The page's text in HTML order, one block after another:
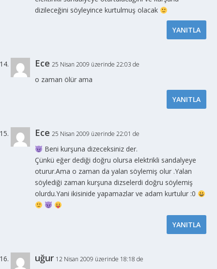
dizileceğini söyleyince kurtulmuş olacak
YANITLA
Ece 25 Nisan 2009 üzerinde 22:03 de
o zaman ölür ama
YANITLA
Ece 25 Nisan 2009 üzerinde 22:01 de
Beni kurşuna dizeceksiniz der.
Çünkü eğer dediği doğru olursa elektrikli sandalyeye
oturur.Ama o zaman da yalan söylemiş olur .Yalan
söylediği zaman kurşuna dizselerdi doğru söylemiş
olurdu.Yani ikisinide yapamazlar ve adam kurtulur :0
YANITLA
uğur 12 Nisan 2009 üzerinde 18:18 de